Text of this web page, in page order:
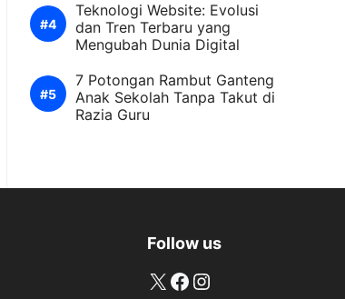
Teknologi Website: Evolusi
dan Tren Terbaru yang
Mengubah Dunia Digital
7 Potongan Rambut Ganteng
Anak Sekolah Tanpa Takut di
Razia Guru
Follow us
X Facebook
Instagram